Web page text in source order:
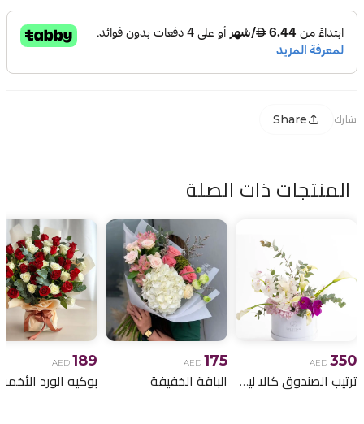
شارك Share
المنتجات ذات الصلة
AED 350
ترتيب الصندوق كالا ليلي
AED 175
الباقة الخفيفة
AED 189